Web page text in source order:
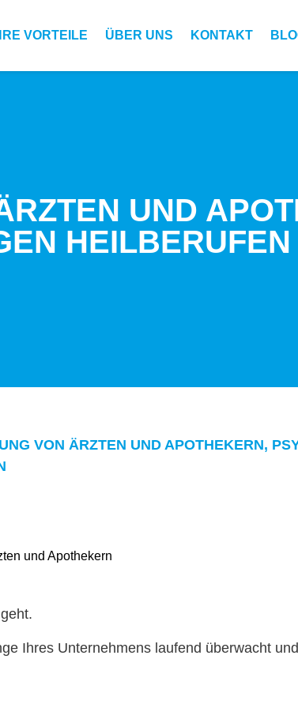
VORTEILE ÜBER UNS KON­TAKT
UND
HEILBERUFEN
VON ÄRZTEN UND APOTHEK­ERN,
Ihres Unternehmens laufend überwacht